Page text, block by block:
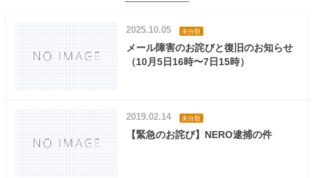
2025.10.05 未分類
メール障害のお詫びと復旧のお知らせ
（10月5日16時〜7日15時）
2019.02.14 未分類
【緊急のお詫び】NERO逮捕の件